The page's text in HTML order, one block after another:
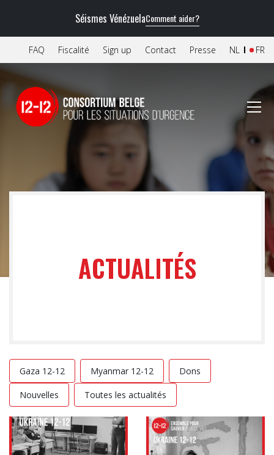
Séismes VénézuelaComment aider?
FAQ Fiscalité Sign up Contact Presse FR
NL
ACTUALITÉS
Gaza 12-12 Myanmar 12-12 Dons
Nouvelles Toutes les actualités